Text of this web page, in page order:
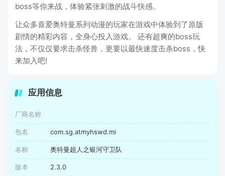
boss等你来战，体验紧张刺激的战斗快感。
让众多喜爱奥特曼系列动漫的玩家在游戏中体验到了原版
剧情的精彩内容，全身心投入游戏。 还有超爽的boss玩
法，不仅仅要求击杀怪兽，更要以最快速度击杀boss，快
来加入吧!
应用信息
厂商名称
包名 com.sg.atmyhswd.mi
名称 奥特曼超人之银河守卫队
版本 2.3.0